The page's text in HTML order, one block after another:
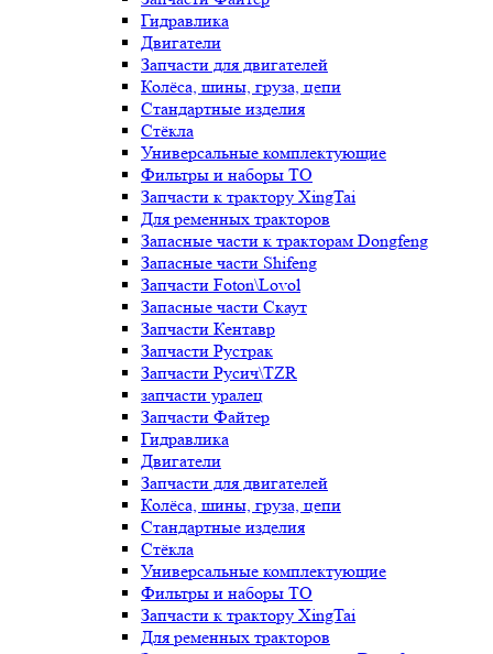
Гидравлика
Двигатели
Запчасти для двигателей
Колёса, шины, груза, цепи
Стандартные изделия
Стёкла
Универсальные комплектующие
Фильтры и наборы ТО
Запчасти к трактору XingTai
Для ременных тракторов
Запасные части к тракторам Dongfeng
Запасные части Shifeng
Запчасти Foton\Lovol
Запасные части Скаут
Запчасти Кентавр
Запчасти Рустрак
Запчасти Русич\TZR
запчасти уралец
Запчасти Файтер
Гидравлика
Двигатели
Запчасти для двигателей
Колёса, шины, груза, цепи
Стандартные изделия
Стёкла
Универсальные комплектующие
Фильтры и наборы ТО
Запчасти к трактору XingTai
Для ременных тракторов